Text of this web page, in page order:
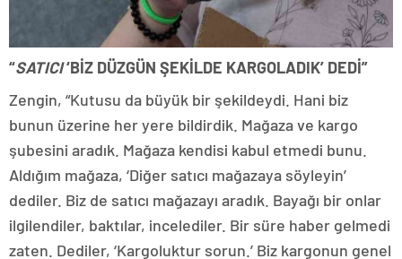
“SATICI‘BİZ DÜZGÜN ŞEKİLDE KARGOLADIK’ DEDİ”
Zengin, “Kutusu da büyük bir şekildeydi. Hani biz
bunun üzerine her yere bildirdik. Mağaza ve kargo
şubesini aradık. Mağaza kendisi kabul etmedi bunu.
Aldığım mağaza, ‘Diğer satıcı mağazaya söyleyin’
dediler. Biz de satıcı mağazayı aradık. Bayağı bir onlar
ilgilendiler, baktılar, incelediler. Bir süre haber gelmedi
zaten. Dediler, ‘Kargoluktur sorun.’ Biz kargonun genel